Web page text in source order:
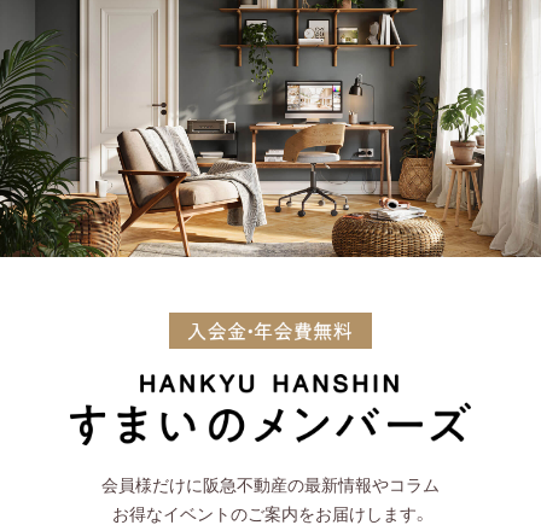
会員様だけに阪急不動産の最新情報やコラム
お得なイベントのご案内をお届けします。